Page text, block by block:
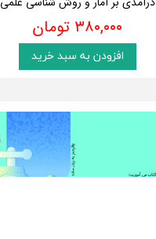
۳۸۰,۰۰۰ تومان
افزودن به سبد خرید